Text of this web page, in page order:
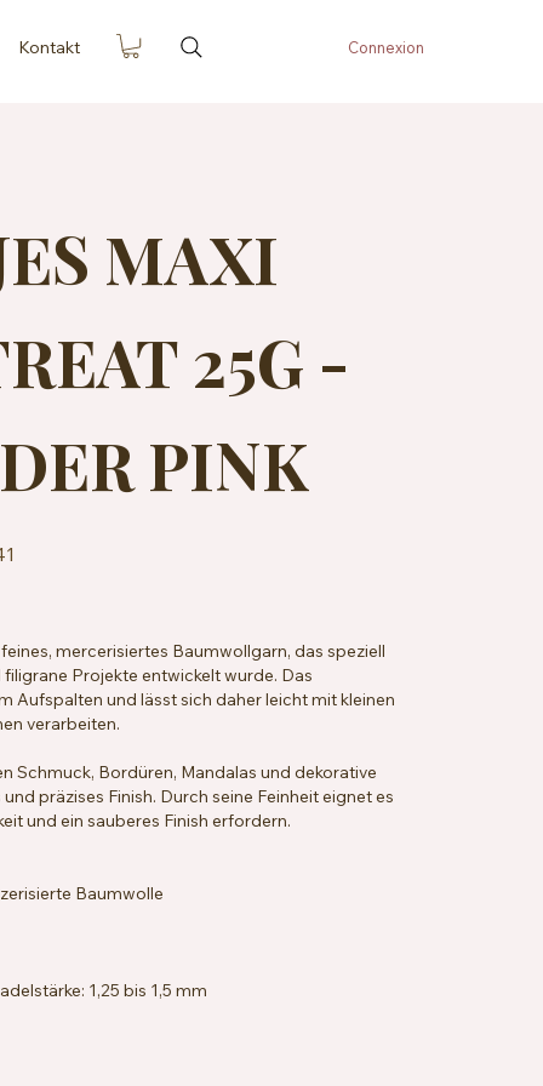
Kontakt Connexion
MAXI
25G -
PINK
mercerisiertes Baumwollgarn, das speziell
Projekte entwickelt wurde. Das
Aufspalten und lässt sich daher leicht mit kleinen
verarbeiten.
Schmuck, Bordüren, Mandalas und dekorative
präzises Finish. Durch seine Feinheit eignet es
und ein sauberes Finish erfordern.
Baumwolle
1,25 bis 1,5 mm
bei 40 °C